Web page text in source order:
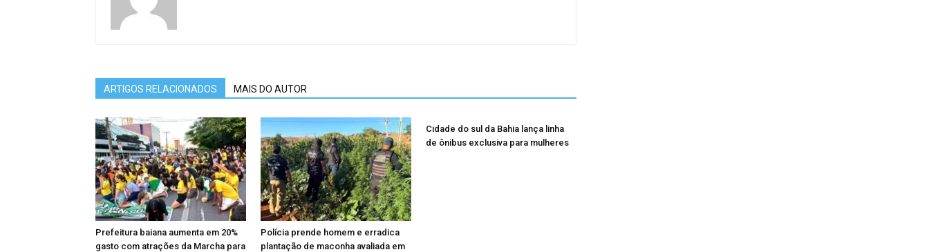
ARTIGOS RELACIONADOS MAIS DO AUTOR
Prefeitura baiana aumenta em 20%
gasto com atrações da Marcha para
Polícia prende homem e erradica
plantação de maconha avaliada em
Cidade do sul da Bahia lança linha
de ônibus exclusiva para mulheres